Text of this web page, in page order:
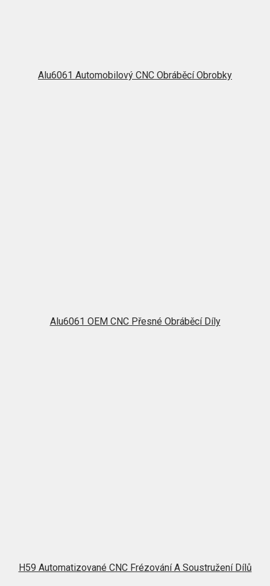
Alu6061 Automobilový CNC Obráběcí Obrobky
Alu6061 OEM CNC Přesné Obráběcí Díly
H59 Automatizované CNC Frézování A Soustružení Dílů